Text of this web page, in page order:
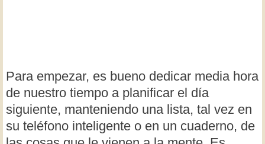
Para empezar, es bueno dedicar media hora
de nuestro tiempo a planificar el día
siguiente, manteniendo una lista, tal vez en
su teléfono inteligente o en un cuaderno, de